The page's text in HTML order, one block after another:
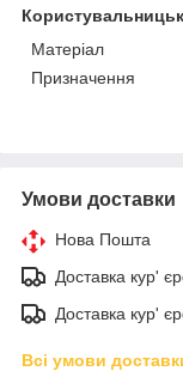
Матеріал
Призначення
Умови доставки
Нова Пошта
Доставка кур'
Доставка кур'
Всі умови